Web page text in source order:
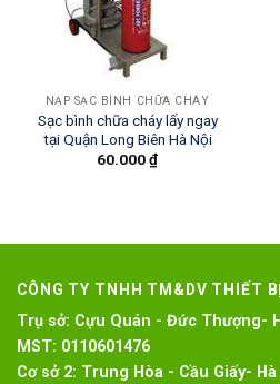
NẠP SẠC BÌNH CHỮA CHÁY
Sạc bình chữa cháy lấy ngay
tại Quận Long Biên Hà Nội
60.000₫
CÔNG TY TNHH TM&DV THIẾT
Trụ sở: Cựu Quán - Đức Thượng-
MST: 0110601476
Cơ sở 2: Trung Hòa - Cầu Giấy- Hà